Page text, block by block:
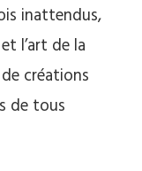
inattendus,
l’art de la
créations
de tous